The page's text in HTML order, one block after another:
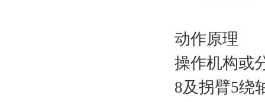
动作原理
操作机构或
8及拐臂5绕